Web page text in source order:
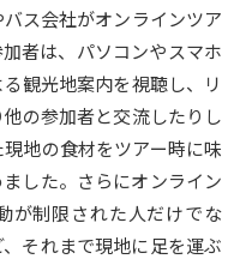
大学検索
際・グローバルに強い大学特
ス会社がオンラインツア
者は、パソコンやスマホ
観光地案内を視聴し、リ
の参加者と交流したりし
地の食材をツアー時に味
した。さらにオンライン
が制限された人だけでな
それまで現地に足を運ぶ